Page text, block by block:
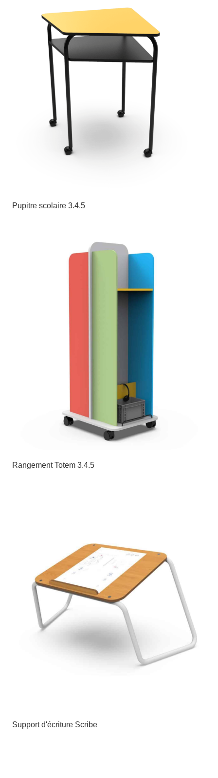
Pupitre scolaire 3.4.5
Rangement Totem 3.4.5
Support d'écriture Scribe